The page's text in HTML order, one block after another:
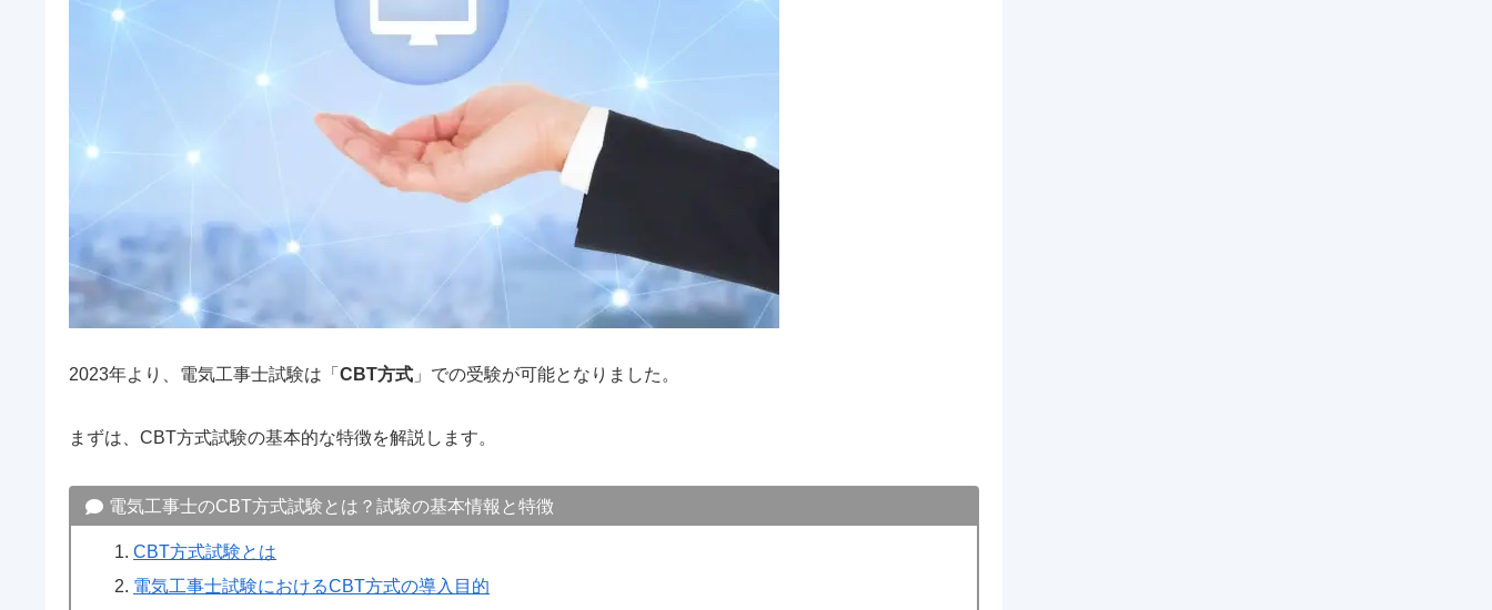
2023年より、電気工事士試験は「 CBT方式 」での受験が可能となりました。
まずは、CBT方式試験の基本的な特徴を解説します。
電気工事士のCBT方式試験とは？試験の基本情報と特徴
CBT方式試験とは
電気工事士試験におけるCBT方式の導入目的